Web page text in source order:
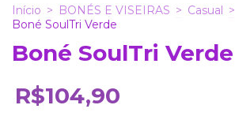
Início > BONÉS E VISEIRAS > Casual
>
Boné SoulTri Verde
Boné SoulTri Verde
R$104,90